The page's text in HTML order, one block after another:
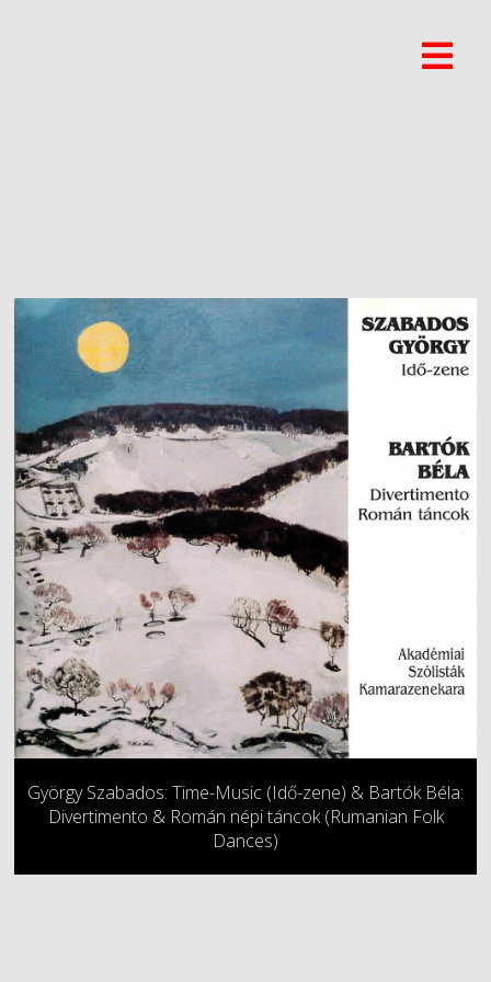
György Szabados: Time-Music (Idő-zene) & Bartók Béla:
Divertimento & Román népi táncok (Rumanian Folk
Dances)